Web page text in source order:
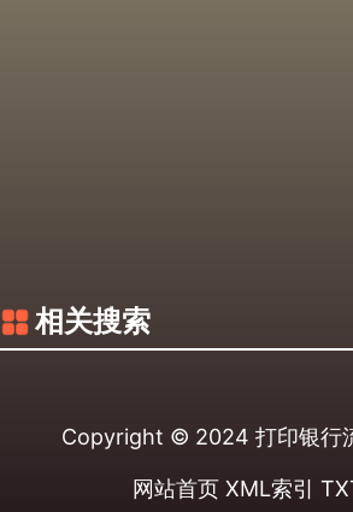
相关搜索
Copyright © 2024 打印银行
网站首页 XML索引